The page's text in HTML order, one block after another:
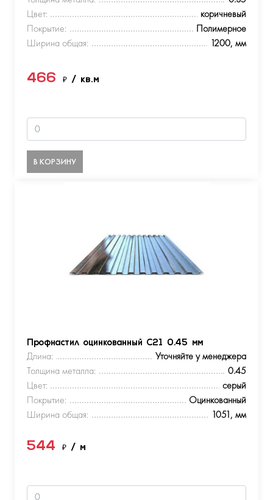
Цвет:
коричневый
Покрытие:
Полимерное
Ширина общая:
1200, мм
466 ₽ / кв.м
В КОРЗИНУ
Профнастил оцинкованный С21 0.45 мм
Длина:
Уточняйте у менеджера
Толщина металла:
0.45
Цвет:
серый
Покрытие:
Оцинкованный
Ширина общая:
1051, мм
544 ₽ / м